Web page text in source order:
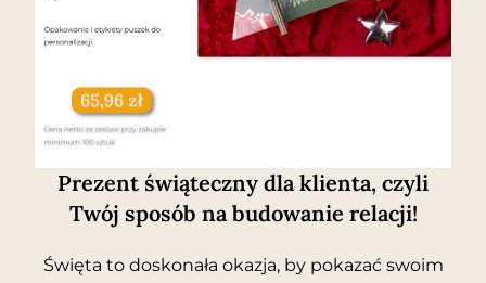
Prezent świąteczny dla klienta, czyli
Twój sposób na budowanie relacji!
Święta to doskonała okazja, by pokazać swoim